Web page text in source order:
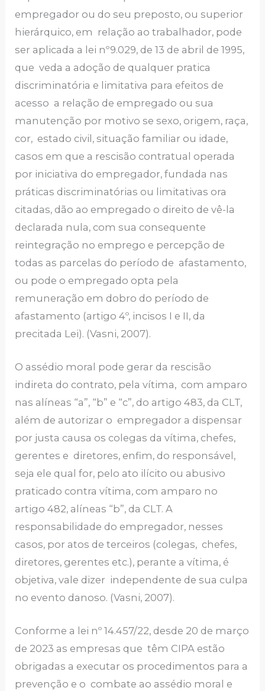
empregador ou do seu preposto, ou superior
hierárquico, em relação ao trabalhador, pode
ser aplicada a lei nº9.029, de 13 de abril de 1995,
que veda a adoção de qualquer pratica
discriminatória e limitativa para efeitos de
acesso a relação de empregado ou sua
manutenção por motivo se sexo, origem, raça,
cor, estado civil, situação familiar ou idade,
casos em que a rescisão contratual operada
por iniciativa do empregador, fundada nas
práticas discriminatórias ou limitativas ora
citadas, dão ao empregado o direito de vê-la
declarada nula, com sua consequente
reintegração no emprego e percepção de
todas as parcelas do período de afastamento,
ou pode o empregado opta pela
remuneração em dobro do período de
afastamento (artigo 4º, incisos I e II, da
precitada Lei). (Vasni, 2007).
O assédio moral pode gerar da rescisão
indireta do contrato, pela vítima, com amparo
nas alíneas “a”, “b” e “c”, do artigo 483, da CLT,
além de autorizar o empregador a dispensar
por justa causa os colegas da vítima, chefes,
gerentes e diretores, enfim, do responsável,
seja ele qual for, pelo ato ilícito ou abusivo
praticado contra vítima, com amparo no
artigo 482, alíneas “b”, da CLT. A
responsabilidade do empregador, nesses
casos, por atos de terceiros (colegas, chefes,
diretores, gerentes etc.), perante a vítima, é
objetiva, vale dizer independente de sua culpa
no evento danoso. (Vasni, 2007).
Conforme a lei nº 14.457/22, desde 20 de março
de 2023 as empresas que têm CIPA estão
obrigadas a executar os procedimentos para a
prevenção e o combate ao assédio moral e